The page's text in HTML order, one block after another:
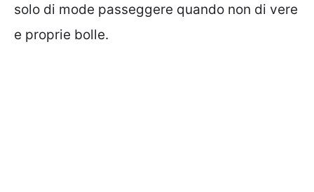
solo di mode passeggere quando non di vere
e proprie bolle.